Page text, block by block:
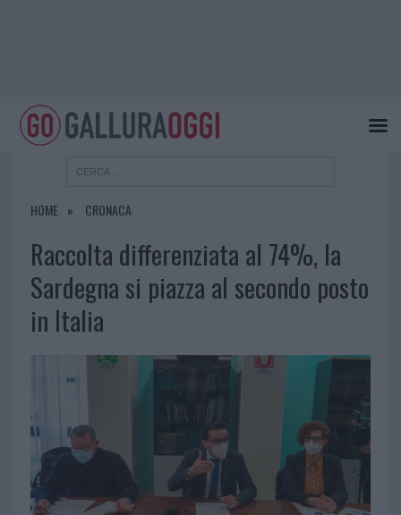
HOME CRONACA
Raccolta differenziata al 74%, la
Sardegna si piazza al secondo posto
in Italia